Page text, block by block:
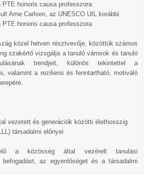
PTE honoris causa professzora
Arne Carlsen, az UNESCO UIL korábbi
PTE honoris causa professzora
közel hetven résztvevője, közöttük számos
szakértő vizsgálja a tanuló városok és tanuló
trendjeit, különös tekintettel a
valamint a reziliens és fenntartható, motiváló
vezetett és generációk közötti élethosszig
társadalmi előnyei
a közösség által vezérelt tanulási
befogadást, az egyenlőséget és a társadalmi